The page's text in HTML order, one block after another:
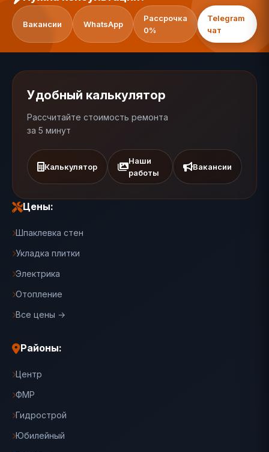
Вакансии WhatsApp
Рассрочка
0%
Telegram
чат
Удобный калькулятор
Рассчитайте стоимость ремонта
за 5 минут
Калькулятор
Наши
работы
Вакансии
Цены:
Шпаклевка стен
Укладка плитки
Электрика
Отопление
Все цены →
Районы:
Центр
ФМР
Гидрострой
Юбилейный